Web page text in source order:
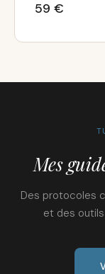
59 €
Mes
Des protocoles
et des